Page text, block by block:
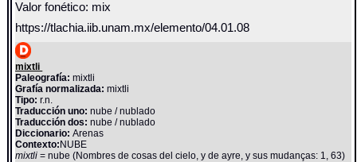
Valor fonético: mix
https://tlachia.iib.unam.mx/elemento/04.01.08
mixtli
Paleografía: mixtli
Grafía normalizada: mixtli
Tipo: r.n.
Traducción uno: nube / nublado
Traducción dos: nube / nublado
Diccionario:Arenas
Contexto:NUBE
mixtli= nube (Nombres de cosas del cielo, y de ayre, y sus mudanças: 1, 63)